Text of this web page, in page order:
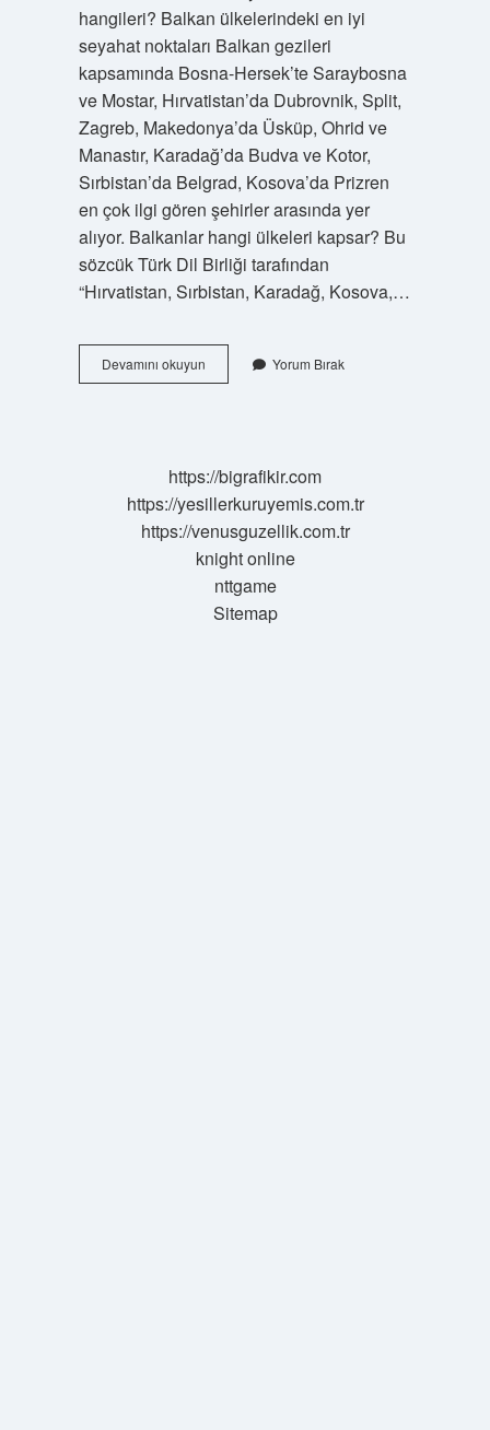
hangileri? Balkan ülkelerindeki en iyi
seyahat noktaları Balkan gezileri
kapsamında Bosna-Hersek’te Saraybosna
ve Mostar, Hırvatistan’da Dubrovnik, Split,
Zagreb, Makedonya’da Üsküp, Ohrid ve
Manastır, Karadağ’da Budva ve Kotor,
Sırbistan’da Belgrad, Kosova’da Prizren
en çok ilgi gören şehirler arasında yer
alıyor. Balkanlar hangi ülkeleri kapsar? Bu
sözcük Türk Dil Birliği tarafından
“Hırvatistan, Sırbistan, Karadağ, Kosova,…
Devamını okuyunBüyük
Balkan
Yorum Bırak
https://bigrafikir.com
https://yesillerkuruyemis.com.tr
https://venusguzellik.com.tr
knight online
nttgame
Sitemap